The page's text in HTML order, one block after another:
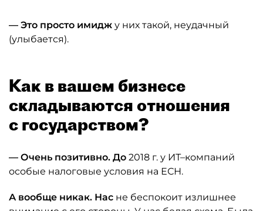
— Это просто имидж у них такой, неудачный
(улыбается).
Как в вашем бизнесе
складываются отношения
с государством?
— Очень позитивно. До 2018 г. у ИТ–компаний
особые налоговые условия на ЕСН.
А вообще никак. Нас не беспокоит излишнее